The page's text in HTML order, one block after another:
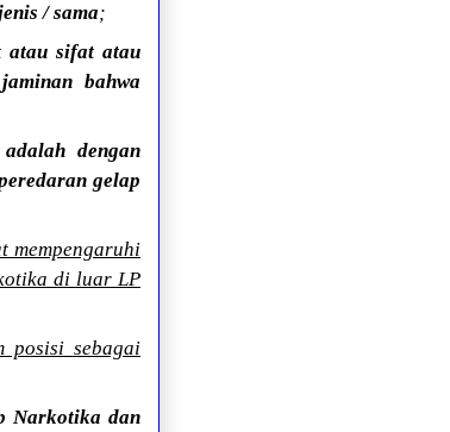
/ sama;
atau sifat atau
bahwa
dengan
gelap
mempengaruhi
di luar LP
posisi sebagai
Narkotika dan